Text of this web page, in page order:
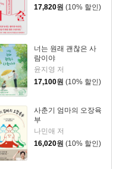
17,820원 (10% 할인)
너는 원래 괜찮은 사
람이야
윤지영 저
17,100원 (10% 할인)
사춘기 엄마의 오장육
부
나민애 저
16,020원 (10% 할인)